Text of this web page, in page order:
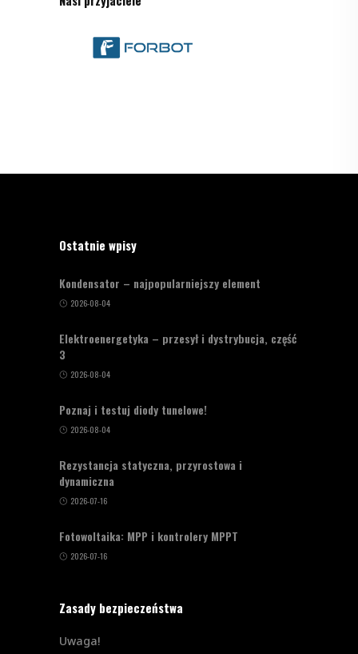
Ostatnie wpisy
Kondensator – najpopularniejszy element
2026-08-04
Elektroenergetyka – przesył i dystrybucja, część
3
2026-08-04
Poznaj i testuj diody tunelowe!
2026-08-04
Rezystancja statyczna, przyrostowa i
dynamiczna
2026-07-16
Fotowoltaika: MPP i kontrolery MPPT
2026-07-16
Zasady bezpieczeństwa
Uwaga!